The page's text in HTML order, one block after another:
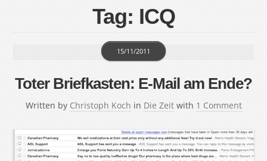
Tag: ICQ
Toter Briefkasten: E-Mail am Ende?
Written by Christoph Koch
15/11/2011
in Die Zeit with 1 Comment